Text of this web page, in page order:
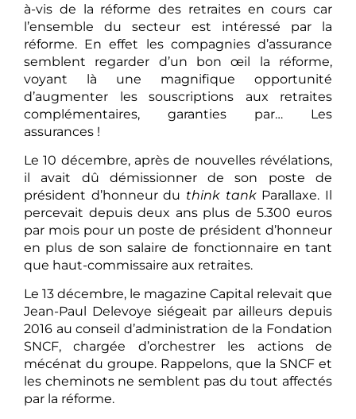
à-vis de la réforme des retraites en cours car
l’ensemble du secteur est intéressé par la
réforme. En effet les compagnies d’assurance
semblent regarder d’un bon œil la réforme,
voyant là une magnifique opportunité
d’augmenter les souscriptions aux retraites
complémentaires, garanties par… Les
assurances !
Le 10 décembre, après de nouvelles révélations,
il avait dû démissionner de son poste de
président d’honneur du think tankParallaxe. Il
percevait depuis deux ans plus de 5.300 euros
par mois pour un poste de président d’honneur
en plus de son salaire de fonctionnaire en tant
que haut-commissaire aux retraites.
Le 13 décembre, le magazine Capital relevait que
Jean-Paul Delevoye siégeait par ailleurs depuis
2016 au conseil d’administration de la Fondation
SNCF, chargée d’orchestrer les actions de
mécénat du groupe. Rappelons, que la SNCF et
les cheminots ne semblent pas du tout affectés
par la réforme.